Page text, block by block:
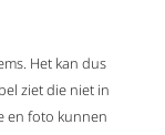
Het kan dus
ziet die niet in
en foto kunnen